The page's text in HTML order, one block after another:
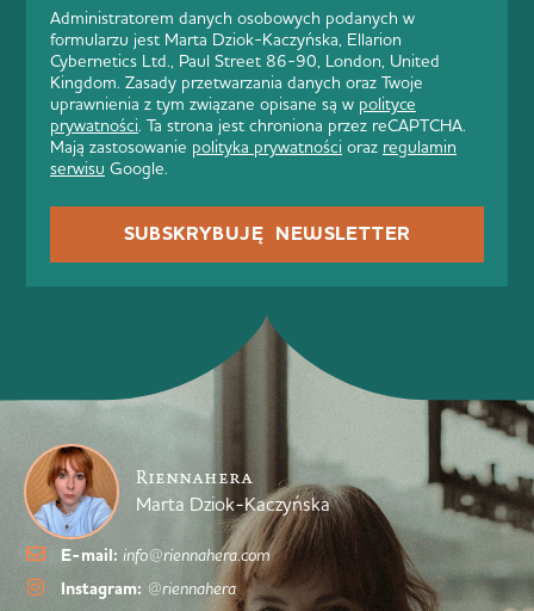
Administratorem danych osobowych podanych w
formularzu jest Marta Dziok-Kaczyńska, Ellarion
Cybernetics Ltd., Paul Street 86-90, London, United
Kingdom. Zasady przetwarzania danych oraz Twoje
uprawnienia z tym związane opisane są w polityce
prywatności. Ta strona jest chroniona przez reCAPTCHA.
Mają zastosowanie polityka prywatności oraz regulamin
serwisu Google.
SUBSKRYBUJĘ NEWSLETTER
Riennahera
Marta Dziok-Kaczyńska
E-mail: info@riennahera.com
Instagram: @riennahera